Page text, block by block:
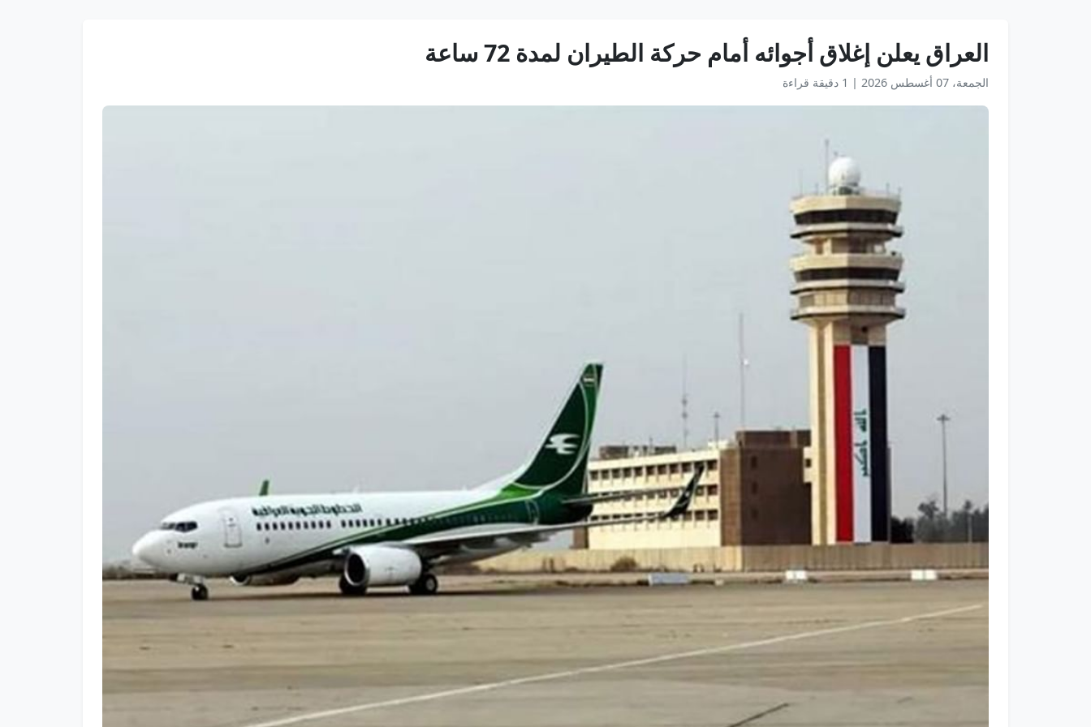
العراق يعلن إغلاق أجوائه أمام حركة الطيران لمدة 72 ساعة
الجمعة، 07 أغسطس 2026 | 1 دقيقة قراءة